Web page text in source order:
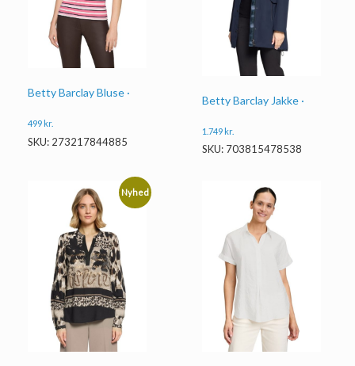
Betty Barclay Bluse ·
499 kr.
SKU: 273217844885
Betty Barclay Jakke ·
1.749kr.
SKU: 703815478538
Nyhed